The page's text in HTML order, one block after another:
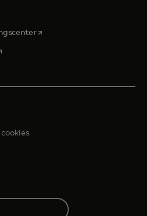
in a new tab
opens in a new tab
in a new tab